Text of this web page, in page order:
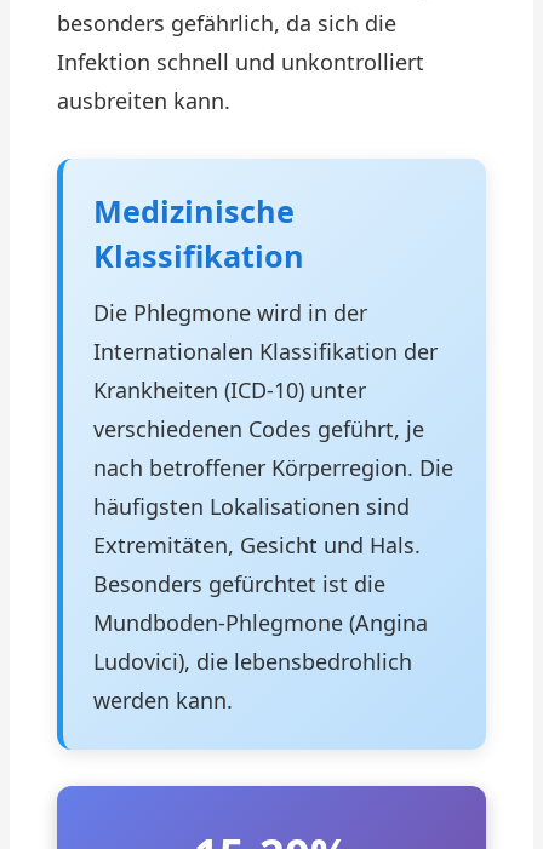
besonders gefährlich, da sich die
Infektion schnell und unkontrolliert
ausbreiten kann.
Medizinische
Klassifikation
Die Phlegmone wird in der
Internationalen Klassifikation der
Krankheiten (ICD-10) unter
verschiedenen Codes geführt, je
nach betroffener Körperregion. Die
häufigsten Lokalisationen sind
Extremitäten, Gesicht und Hals.
Besonders gefürchtet ist die
Mundboden-Phlegmone (Angina
Ludovici), die lebensbedrohlich
werden kann.